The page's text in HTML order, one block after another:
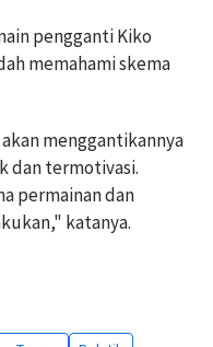
pengganti Kiko
memahami skema
menggantikannya
dan termotivasi.
permainan dan
katanya.